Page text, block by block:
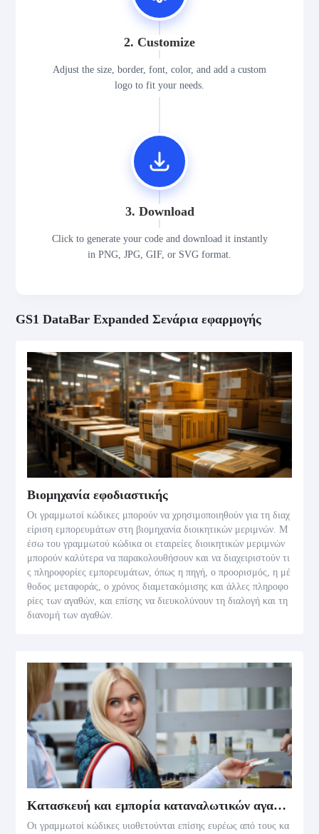
2. Customize
Adjust the size, border, font, color, and add a custom
logo to fit your needs.
3. Download
Click to generate your code and download it instantly
in PNG, JPG, GIF, or SVG format.
GS1 DataBar Expanded Σενάρια εφαρμογής
Βιομηχανία εφοδιαστικής
Οι γραμμωτοί κώδικες μπορούν να χρησιμοποιηθούν για τη διαχ
είριση εμπορευμάτων στη βιομηχανία διοικητικών μεριμνών. Μ
έσω του γραμμωτού κώδικα οι εταιρείες διοικητικών μεριμνών
μπορούν καλύτερα να παρακολουθήσουν και να διαχειριστούν τι
ς πληροφορίες εμπορευμάτων, όπως η πηγή, ο προορισμός, η μέ
θοδος μεταφοράς, ο χρόνος διαμετακόμισης και άλλες πληροφο
ρίες των αγαθών, και επίσης να διευκολύνουν τη διαλογή και τη
διανομή των αγαθών.
Κατασκευή και εμπορία καταναλωτικών αγαθών
Οι γραμμωτοί κώδικες υιοθετούνται επίσης ευρέως από τους κα